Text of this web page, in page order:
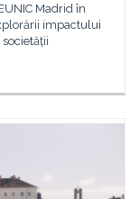
Madrid în
impactului